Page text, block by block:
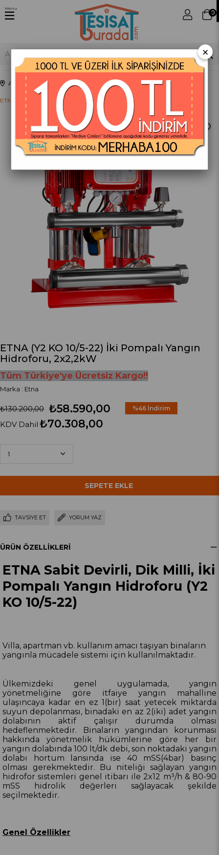
0
Menu
Anasayfa Hidroforlar
ETNA (Y2 KO 10/5-22) İki Pompalı Yangın Hidroforu, 2x2,2kW
ETNA (Y2 KO 10/5-22) İki Pompalı Yangın
Hidroforu, 2x2,2kW
Tüm Türkiye'ye Ücretsiz Kargo!!
Marka : Etna
₺130.200,00 ₺58.590,00
KDV Dahil ₺70.308,00
%46 İndirim
TAVSIYE ET YORUM YAZ
ÜRÜN ÖZELLIKLERI
ETNA Sabit Devirli, Dik Milli, İki
Pompalı Yangın Hidroforu (Y2
KO 10/5-22)
Villa, apartman vb. kullanım amacı taşıyan binaların
yangınla mücadele sistemi için kullanılmaktadır.
Ülkemizdeki genel uygulamada, yangın
yönetmeliğine göre itfaiye yangın mahalline
ulaşıncaya kadar en ez 1(bir) saat yetecek miktarda
suyun depolanması, binadaki en az 2(iki) adet yangın
dolabının aktif çalışır durumda olması
hedeflenmektedir. Binaların yangından korunması
hakkında yönetmelik hükümlerine göre her bir
yangın dolabında 100 lt/dk debi, son noktadaki yangın
dolabı hortum lansında ise 40 mSS(4bar) basınç
olması gerekmektedir. Bu niteliği sağlayan yangın
hidrofor sistemleri genel itibarı ile 2x12 m³/h & 80-90
mSS hidrolik değerleri sağlayacak şekilde
seçilmektedir.
Genel Özellikler
×